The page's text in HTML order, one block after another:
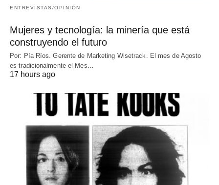
ENTREVISTAS/OPINIÓN
Mujeres y tecnología: la minería que está
construyendo el futuro
Por: Pía Ríos. Gerente de Marketing Wisetrack. El mes de Agosto
es tradicionalmente el Mes…
17 hours ago